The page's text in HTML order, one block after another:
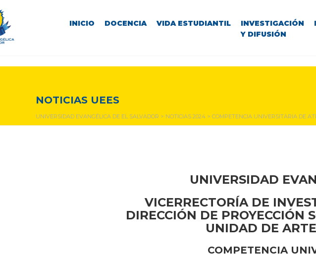
INICIO DOCENCIA VIDA ESTUDIANTIL
INVESTIGACIÓN
Y DIFUSIÓN
NOTICIAS UEES
UNIVERSIDAD EVANGÉLICA DE EL SALVADOR > NOTICIAS 2024 > COMPETENCIA UNIVERSITARIA DE
UNIVERSIDAD
VICERRECTORÍA DE
DIRECCIÓN DE PROYECCIÓN
UNIDAD DE
COMPETENCIA